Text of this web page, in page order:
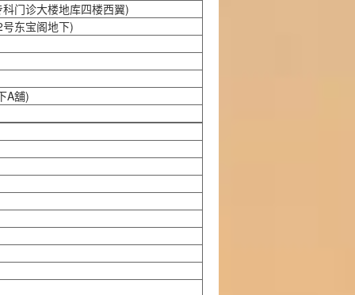
门诊大楼地库四楼西翼)
东宝阁地下)
A舖)